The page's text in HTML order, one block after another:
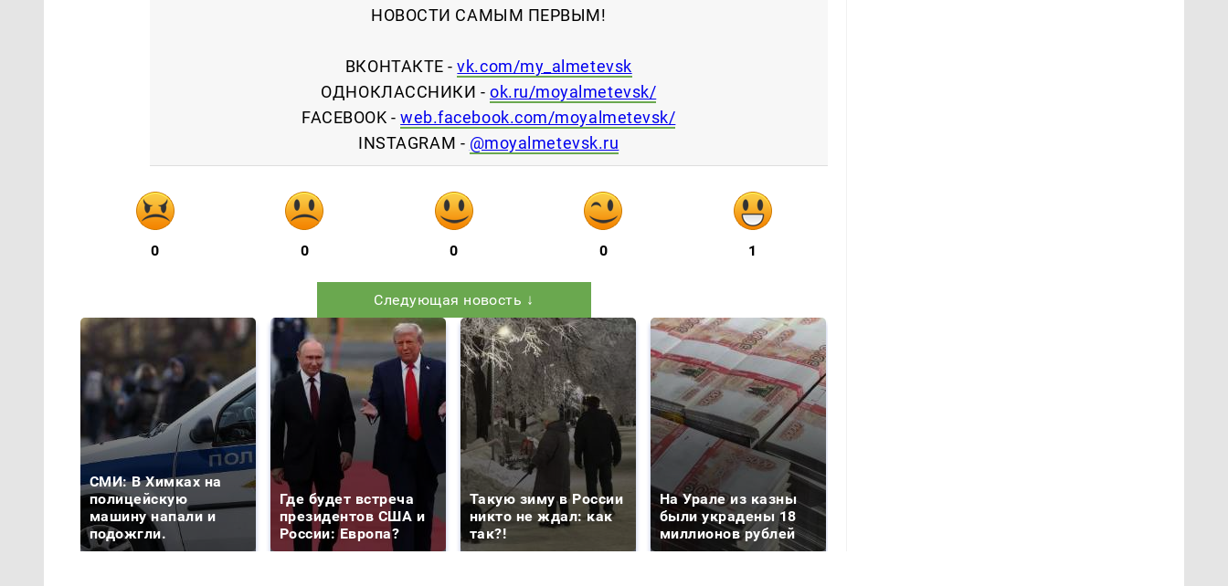
НОВОСТИ САМЫМ ПЕРВЫМ!
ВКОНТАКТЕ -vk.com/my_almetevsk
ОДНОКЛАССНИКИ - ok.ru/moyalmetevsk/
FACEBOOK -web.facebook.com/moyalmetevsk/
INSTAGRAM - @moyalmetevsk.ru
0 0 0 0 1
Следующая новость ↓
СМИ: В Химках на
полицейскую
машину напали и
подожгли.
Где будет встреча
президентов США и
России: Европа?
Такую зиму в России
никто не ждал: как
так?!
На Урале из казны
были украдены 18
миллионов рублей